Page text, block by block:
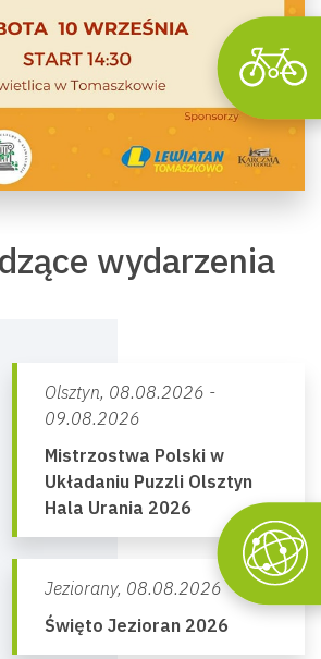
wydarzenia
Olsztyn, 08.08.2026 -
09.08.2026
Mistrzostwa Polski w
Układaniu Puzzli Olsztyn
Hala Urania 2026
Jeziorany, 08.08.2026
Święto Jezioran 2026